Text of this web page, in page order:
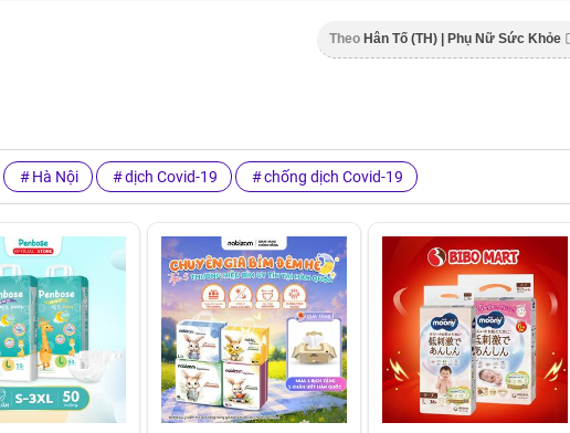
Theo Hân Tố (TH) | Phụ Nữ Sức Khỏe
Hà Nội dịch Covid-19 chống dịch Covid-19